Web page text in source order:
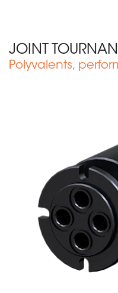
JOINT
Polyvalents,